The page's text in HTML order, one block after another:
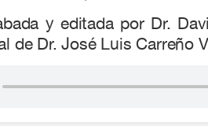
y editada por Dr.
de Dr. José Luis Carreño